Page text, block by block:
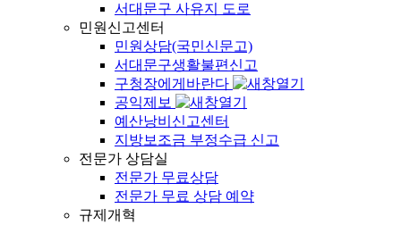
서대문구 사유지 도로
민원신고센터
민원상담(국민신문고)
서대문구생활불편신고
구청장에게바란다
공익제보
예산낭비신고센터
지방보조금 부정수급 신고
전문가 상담실
전문가 무료상담
전문가 무료 상담 예약
규제개혁